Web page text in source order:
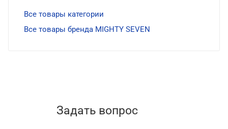
Все товары категории
Все товары бренда MIGHTY SEVEN
Задать вопрос